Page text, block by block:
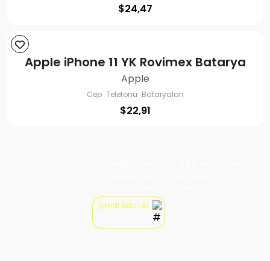
$24,47
Apple iPhone 11 YK Rovimex Batarya
Apple
Cep Telefonu Bataryaları
$22,91
Şimdi Satın Al